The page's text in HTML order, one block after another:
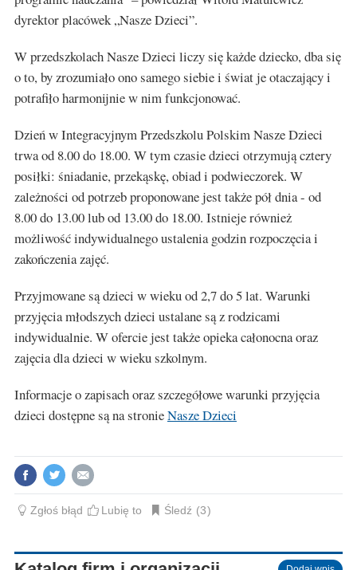
dyrektor placówek „Nasze Dzieci”.
W przedszkolach Nasze Dzieci liczy się każde dziecko, dba się
o to, by zrozumiało ono samego siebie i świat je otaczający i
potrafiło harmonijnie w nim funkcjonować.
Dzień w Integracyjnym Przedszkolu Polskim Nasze Dzieci
trwa od 8.00 do 18.00. W tym czasie dzieci otrzymują cztery
posiłki: śniadanie, przekąskę, obiad i podwieczorek. W
zależności od potrzeb proponowane jest także pół dnia - od
8.00 do 13.00 lub od 13.00 do 18.00. Istnieje również
możliwość indywidualnego ustalenia godzin rozpoczęcia i
zakończenia zajęć.
Przyjmowane są dzieci w wieku od 2,7 do 5 lat. Warunki
przyjęcia młodszych dzieci ustalane są z rodzicami
indywidualnie. W ofercie jest także opieka całonocna oraz
zajęcia dla dzieci w wieku szkolnym.
Informacje o zapisach oraz szczegółowe warunki przyjęcia
dzieci dostępne są na stronieNasze Dzieci
Zgłoś błąd Lubię to Śledź 3